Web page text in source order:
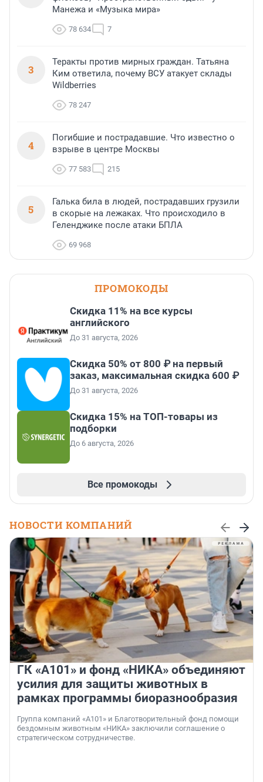
Манежа и «Музыка мира»
78 634 7
3
Теракты против мирных граждан. Татьяна
Ким ответила, почему ВСУ атакует склады
Wildberries
78 247
4
Погибшие и пострадавшие. Что известно о
взрыве в центре Москвы
77 583 215
5
Галька била в людей, пострадавших грузили
в скорые на лежаках. Что происходило в
Геленджике после атаки БПЛА
69 968
ПРОМОКОДЫ
Скидка 11% на все курсы
английского
До 31 августа, 2026
Скидка 50% от 800 ₽ на первый
заказ, максимальная скидка 600 ₽
До 31 августа, 2026
Скидка 15% на ТОП-товары из
подборки
До 6 августа, 2026
Все промокоды
НОВОСТИ КОМПАНИЙ
ГК «А101» и фонд «НИКА» объединяют
усилия для защиты животных в
рамках программы биоразнообразия
Группа компаний «А101» и Благотворительный фонд помощи
бездомным животным «НИКА» заключили соглашение о
стратегическом сотрудничестве.